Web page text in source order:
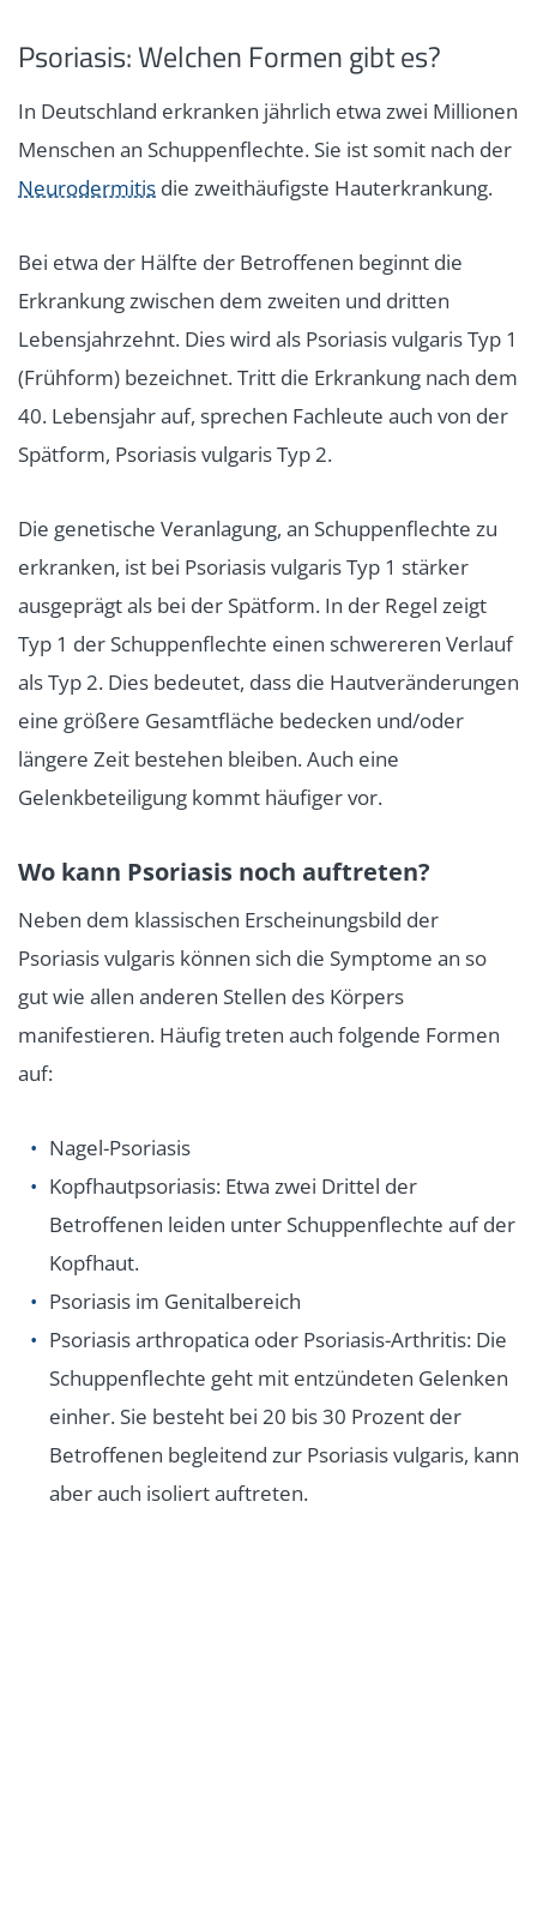
Psoriasis: Welchen Formen gibt es?
In Deutschland erkranken jährlich etwa zwei Millionen
Menschen an Schuppenflechte. Sie ist somit nach der
Neurodermitis die zweithäufigste Hauterkrankung.
Bei etwa der Hälfte der Betroffenen beginnt die
Erkrankung zwischen dem zweiten und dritten
Lebensjahrzehnt. Dies wird als Psoriasis vulgaris Typ 1
(Frühform) bezeichnet. Tritt die Erkrankung nach dem
40. Lebensjahr auf, sprechen Fachleute auch von der
Spätform, Psoriasis vulgaris Typ 2.
Die genetische Veranlagung, an Schuppenflechte zu
erkranken, ist bei Psoriasis vulgaris Typ 1 stärker
ausgeprägt als bei der Spätform. In der Regel zeigt
Typ 1 der Schuppenflechte einen schwereren Verlauf
als Typ 2. Dies bedeutet, dass die Hautveränderungen
eine größere Gesamtfläche bedecken und/oder
längere Zeit bestehen bleiben. Auch eine
Gelenkbeteiligung kommt häufiger vor.
Wo kann Psoriasis noch auftreten?
Neben dem klassischen Erscheinungsbild der
Psoriasis vulgaris können sich die Symptome an so
gut wie allen anderen Stellen des Körpers
manifestieren. Häufig treten auch folgende Formen
auf:
Nagel-Psoriasis
Kopfhautpsoriasis: Etwa zwei Drittel der
Betroffenen leiden unter Schuppenflechte auf der
Kopfhaut.
Psoriasis im Genitalbereich
Psoriasis arthropatica oder Psoriasis-Arthritis: Die
Schuppenflechte geht mit entzündeten Gelenken
einher. Sie besteht bei 20 bis 30 Prozent der
Betroffenen begleitend zur Psoriasis vulgaris, kann
aber auch isoliert auftreten.